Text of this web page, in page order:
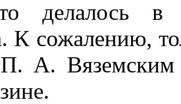
делалось в
К сожалению,
А.